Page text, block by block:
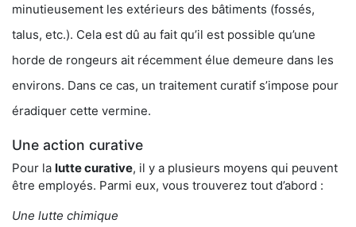
minutieusement les extérieurs des bâtiments (fossés,
talus, etc.). Cela est dû au fait qu’il est possible qu’une
horde de rongeurs ait récemment élue demeure dans les
environs. Dans ce cas, un traitement curatif s’impose pour
éradiquer cette vermine.
Une action curative
Pour la lutte curative, il y a plusieurs moyens qui peuvent
être employés. Parmi eux, vous trouverez tout d’abord :
Une lutte chimique